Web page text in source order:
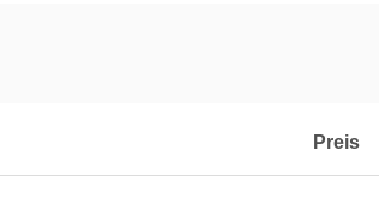
Preis